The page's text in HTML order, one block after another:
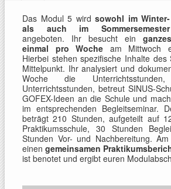
Das Modul 5 wird sowohl im Winter-
als auch im Sommersemester
angeboten. Ihr besucht ein
einmal pro Woche am Mittwoch
Hierbei stehen spezifische Inhalte des
Mittelpunkt. Ihr analysiert und
Woche die
Unterrichtsstunden, betreut SINUS-
GOFEX-Ideen an die Schule und
im entsprechenden Begleitseminar.
beträgt 210 Stunden, aufgeteilt auf
Praktikumsschule, 30 Stunden
Stunden Vor- und Nachbereitung.
einen gemeinsamen
ist benotet und ergibt euren